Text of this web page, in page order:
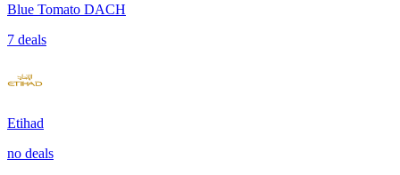
Blue Tomato DACH
7 deals
Etihad
no deals